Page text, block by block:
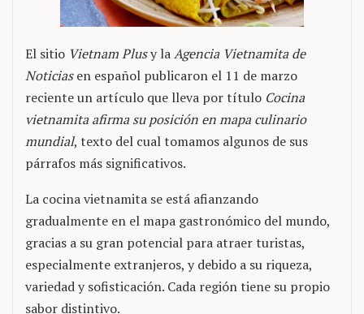
El sitio Vietnam Plusy laAgencia Vietnamita de
Noticiasen español publicaron el 11 de marzo
reciente un artículo que lleva por título Cocina
vietnamita afirma su posición en mapa culinario
mundial, texto del cual tomamos algunos de sus
párrafos más significativos.
La cocina vietnamita se está afianzando
gradualmente en el mapa gastronómico del mundo,
gracias a su gran potencial para atraer turistas,
especialmente extranjeros, y debido a su riqueza,
variedad y sofisticación. Cada región tiene su propio
sabor distintivo.